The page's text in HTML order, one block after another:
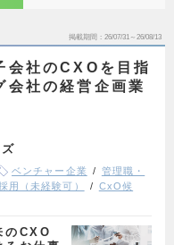
掲載期間 26/07/31～26/08/13
会社のCXOを目指
会社の経営企画業
ベンチャー企業
管理職・
用（未経験可）
CxO候
のCXO